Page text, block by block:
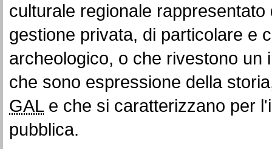
culturale regionale
gestione privata, di particolare e
archeologico, o che rivestono un
che sono espressione della
GALe che si caratterizzano per
pubblica.